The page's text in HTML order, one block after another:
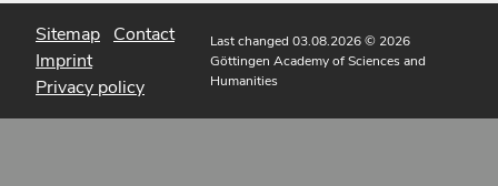
Sitemap Contact
Imprint
Privacy policy
Last changed 03.08.2026© 2026
Göttingen Academy of Sciences and
Humanities